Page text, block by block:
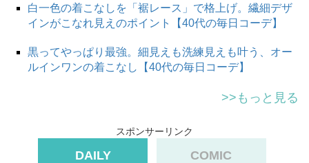
白一色の着こなしを「裾レース」で格上げ。繊細デザ
インがこなれ見えのポイント【40代の毎日コーデ】
黒ってやっぱり最強。細見えも洗練見えも叶う、オー
ルインワンの着こなし【40代の毎日コーデ】
>>もっと見る
スポンサーリンク
DAILY COMIC